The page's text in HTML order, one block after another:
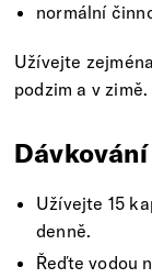
normální
Užívejte
podzim a v zimě.
Dávkování
Užívejte 15
denně.
Řeďte vodou